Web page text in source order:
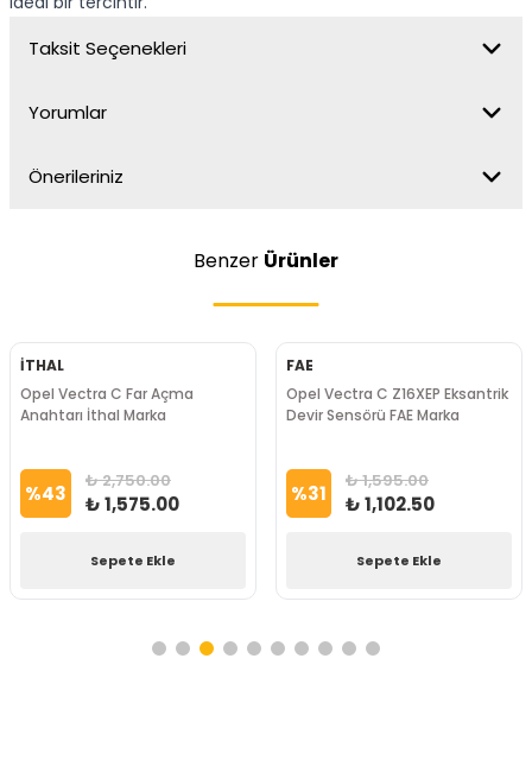
Taksit Seçenekleri
Yorumlar
Önerileriniz
Benzer Ürünler
İTHAL
Opel Vectra C Far Açma
Anahtarı İthal Marka
%43 ₺ 2,750.00
₺ 1,575.00
Sepete Ekle
FAE
Opel Vectra C Z16XEP Eksantrik
Devir Sensörü FAE Marka
%31 ₺ 1,595.00
₺ 1,102.50
Sepete Ekle